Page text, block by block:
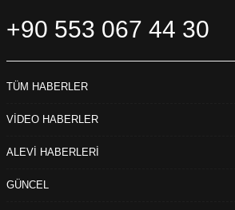
+90 553 067 44 30
TÜM HABERLER
VİDEO HABERLER
ALEVİ HABERLERİ
GÜNCEL